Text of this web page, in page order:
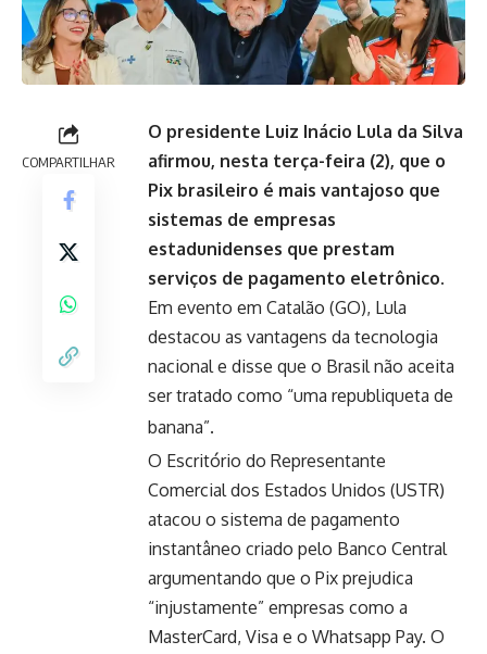
COMPARTILHAR
O presidente Luiz Inácio Lula da Silva
afirmou, nesta terça-feira (2), que o
Pix brasileiro é mais vantajoso que
sistemas de empresas
estadunidenses que prestam
serviços de pagamento eletrônico.
Em evento em Catalão (GO), Lula
destacou as vantagens da tecnologia
nacional e disse que o Brasil não aceita
ser tratado como “uma republiqueta de
banana”.
O Escritório do Representante
Comercial dos Estados Unidos (USTR)
atacou o sistema de pagamento
instantâneo criado pelo Banco Central
argumentando que o Pix prejudica
“injustamente” empresas como a
MasterCard, Visa e o Whatsapp Pay. O